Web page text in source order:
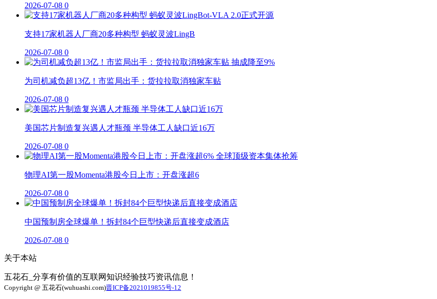
2026-07-08 0
支持17家机器人厂商20多种构型 蚂蚁灵波LingB
2026-07-08 0
为司机减负超13亿！市监局出手：货拉拉取消独家车贴
2026-07-08 0
美国芯片制造复兴遇人才瓶颈 半导体工人缺口近16万
2026-07-08 0
物理AI第一股Momenta港股今日上市：开盘涨超6
2026-07-08 0
中国预制房全球爆单！拆封84个巨型快递后直接变成酒店
2026-07-08 0
关于本站
五花石_分享有价值的互联网知识经验技巧资讯信息！
Copyright @ 五花石(wuhuashi.com)晋ICP备2021019855号-12